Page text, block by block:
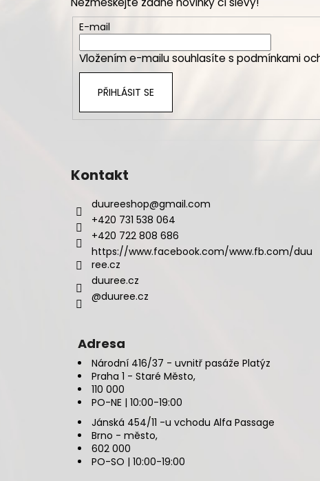
E-mail
Vložením e-mailu souhlasíte s podmínkami
PŘIHLÁSIT SE
Kontakt
duureeshop@gmail.com
+420 731 538 064
+420 722 808 686
https://www.facebook.com/www.fb.com/duu
ree.cz
duuree.cz
@duuree.cz
Adresa
Národní 416/37 - uvnitř pasáže Platýz
Praha 1 - Staré Město,
110 000
PO-NE | 10:00-19:00
Jánská 454/11 -u vchodu Alfa Passage
Brno - město,
602 000
PO-SO | 10:00-19:00